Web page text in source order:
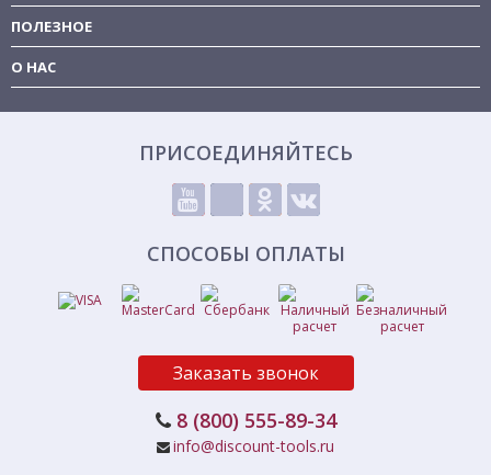
ПОЛЕЗНОЕ
О НАС
ПРИСОЕДИНЯЙТЕСЬ
СПОСОБЫ ОПЛАТЫ
Заказать звонок
8 (800) 555-89-34
info@discount-tools.ru